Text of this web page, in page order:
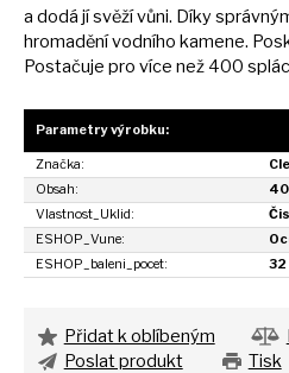
a dodá jísvěží vůni. Díky
hromadění vodního kamene.
Postačuje pro více než 400
Parametry výrobku:
Značka:
Obsah:
Vlastnost_Uklid:
ESHOP_Vune:
ESHOP_baleni_pocet:
32
Přidat k oblíbeným
Poslat produkt
Tisk